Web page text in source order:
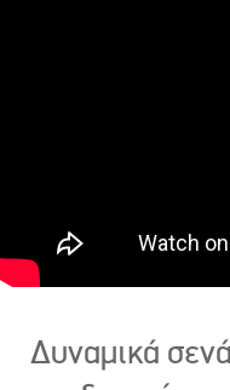
Δυναμικά